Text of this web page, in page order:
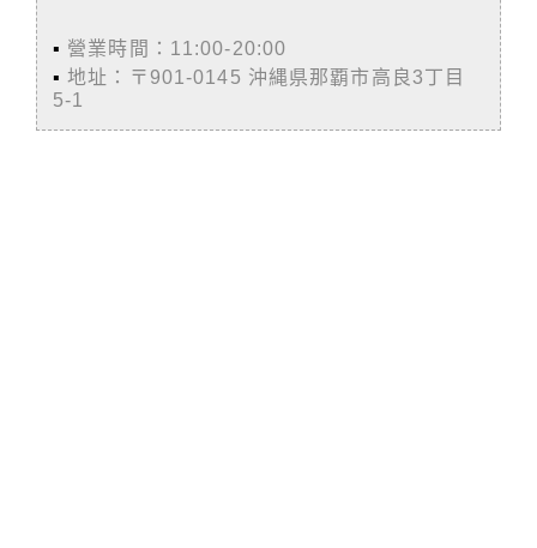
▪️ 營業時間：11:00-20:00
▪️地址：〒901-0145 沖縄県那覇市高良3丁目
5-1